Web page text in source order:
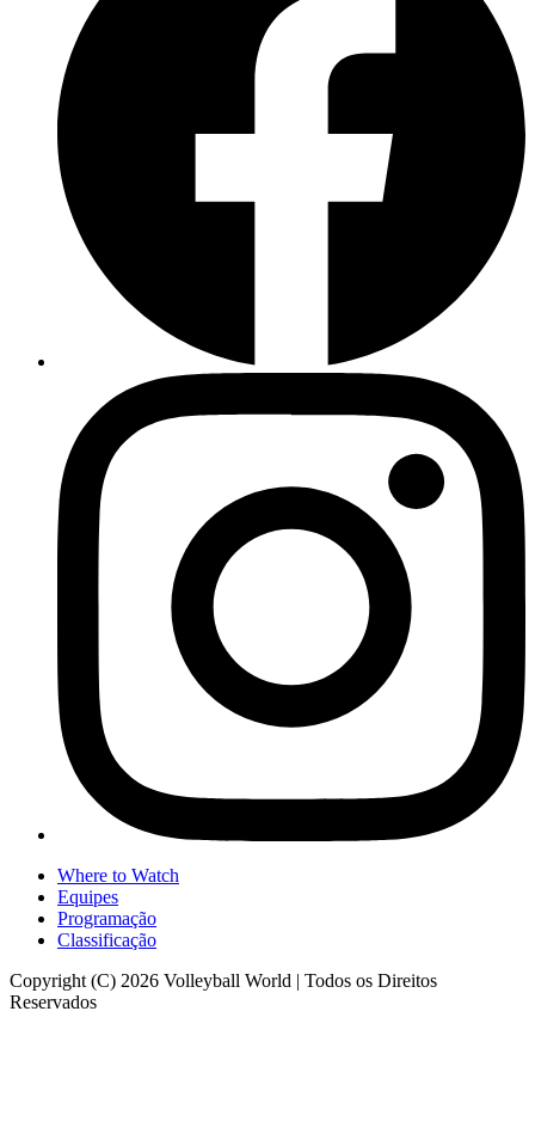
Where to Watch
Equipes
Programação
Classificação
Copyright (C) 2026 Volleyball World | Todos os Direitos
Reservados